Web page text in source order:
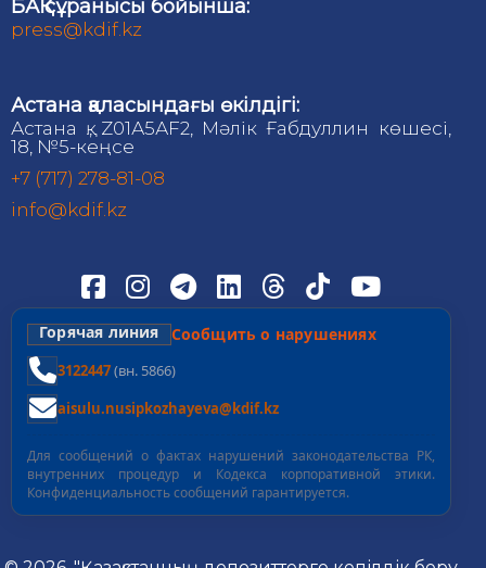
БАҚ сұранысы бойынша:
press@kdif.kz
Астана қаласындағы өкілдігі:
Астана қ., Z01А5АF2, Мәлік Ғабдуллин көшесі,
18, №5-кеңсе
+7 (717) 278-81-08
info@kdif.kz
Горячая линия Сообщить о нарушениях
3122447(вн. 5866)
aisulu.nusipkozhayeva@kdif.kz
Для сообщений о фактах нарушений законодательства РК,
внутренних процедур и Кодекса корпоративной этики.
Конфиденциальность сообщений гарантируется.